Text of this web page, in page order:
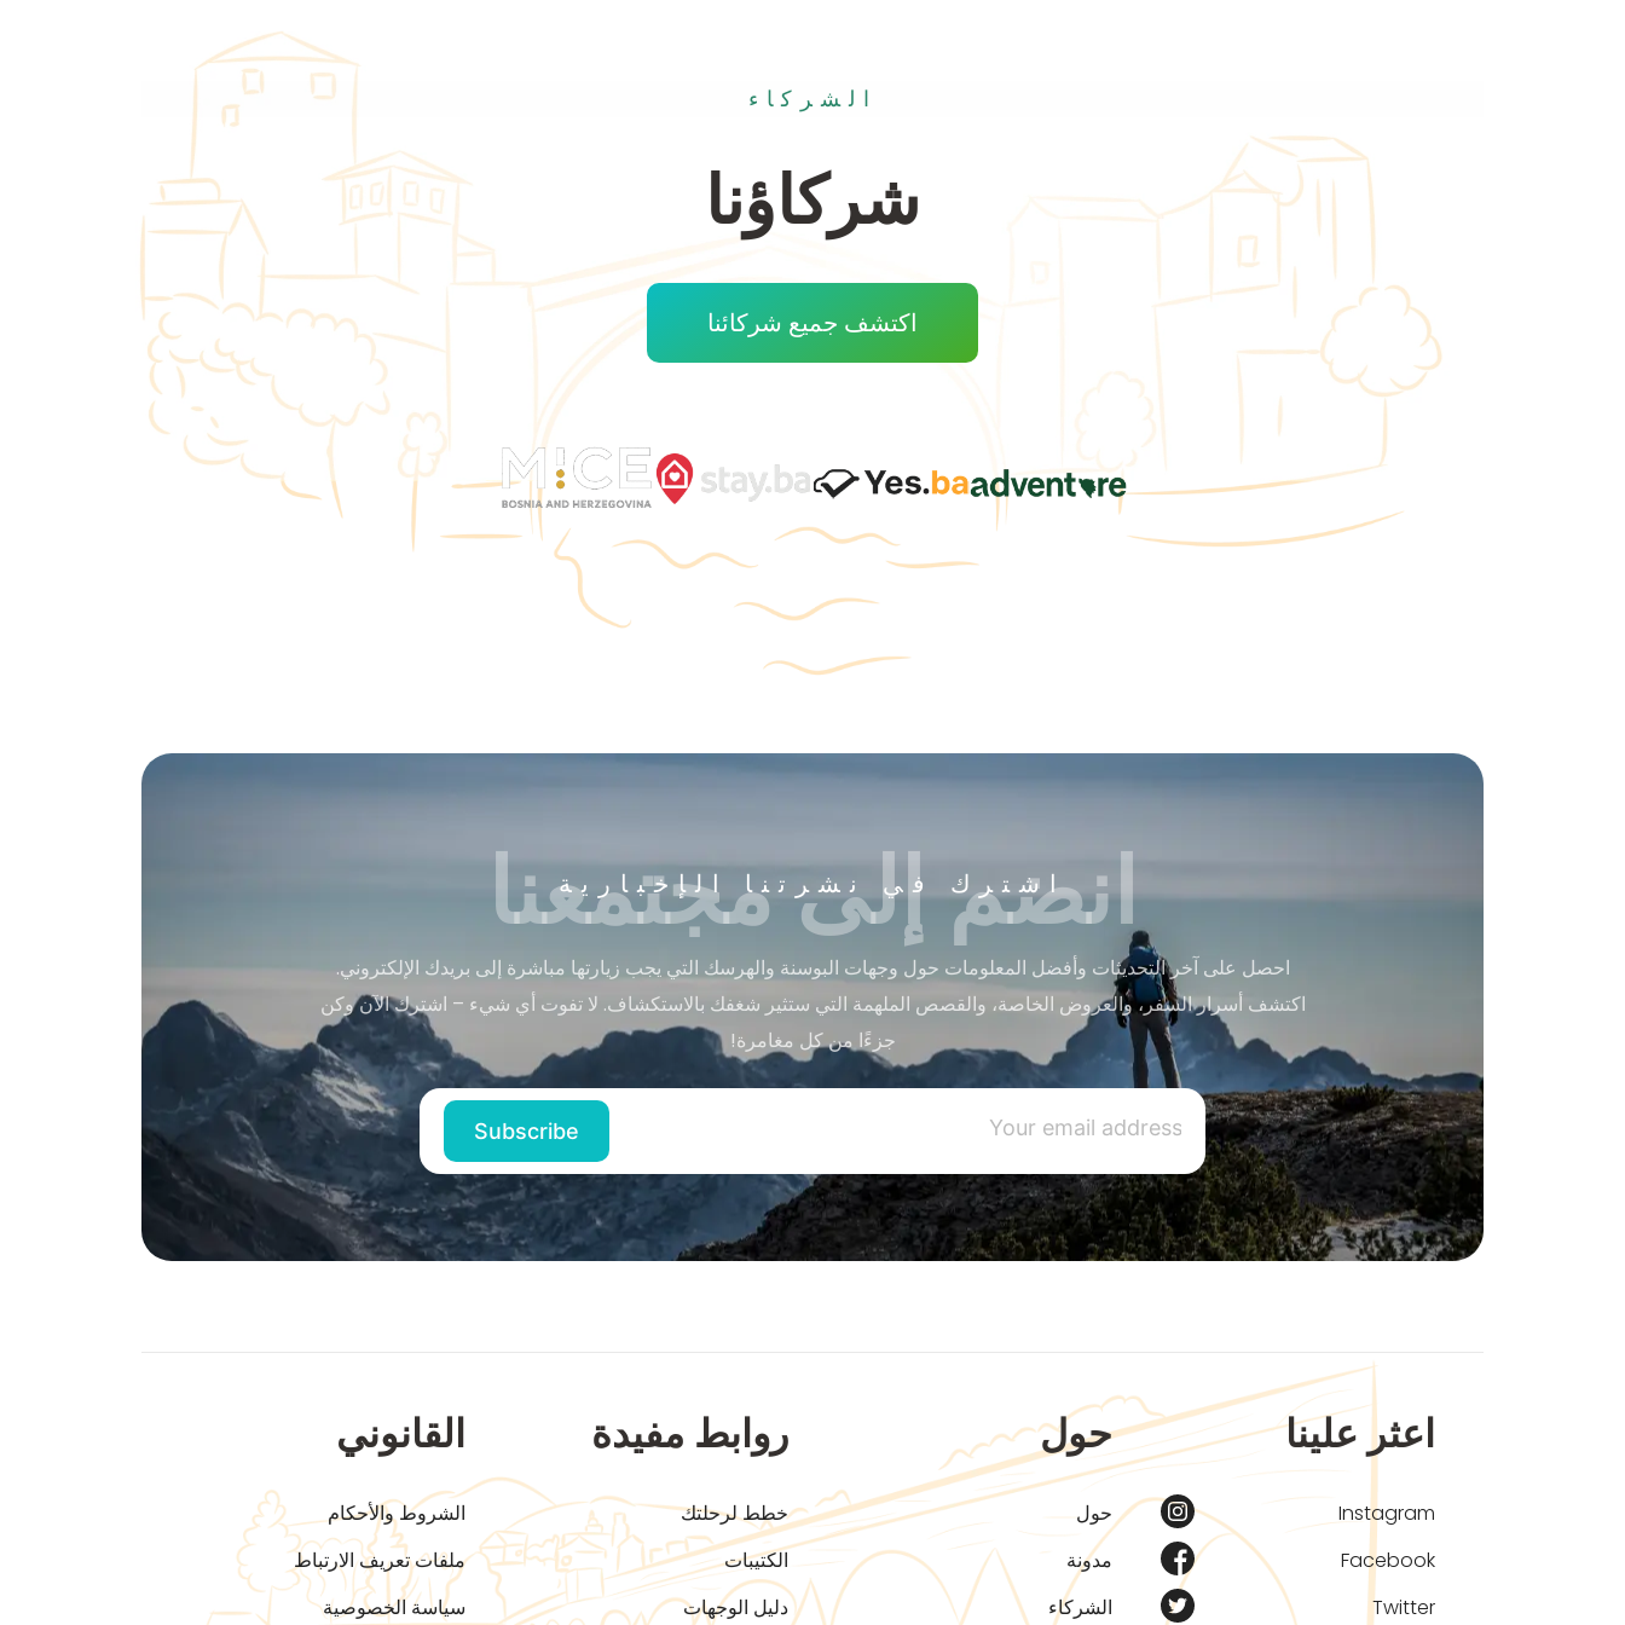
الشركاء
شركاؤنا
اكتشف جميع شركائنا
اشترك في نشرتنا الإخبارية
انضم إلى مجتمعنا
احصل على آخر التحديثات وأفضل المعلومات حول وجهات البوسنة والهرسك التي يجب زيارتها مباشرة إلى بريدك الإلكتروني.
اكتشف أسرار السفر، والعروض الخاصة، والقصص الملهمة التي ستثير شغفك بالاستكشاف. لا تفوت أي شيء – اشترك الآن وكن
جزءًا من كل مغامرة!
اعثر علينا
Instagram
Facebook
Twitter
حول
حول
مدونة
الشركاء
روابط مفيدة
خطط لرحلتك
الكتيبات
دليل الوجهات
القانوني
الشروط والأحكام
ملفات تعريف الارتباط
سياسة الخصوصية